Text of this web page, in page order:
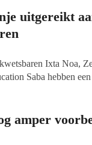
uitgereikt
Ixta Noa,
Saba hebben
dat het Oranje
mentale problemen.
amper